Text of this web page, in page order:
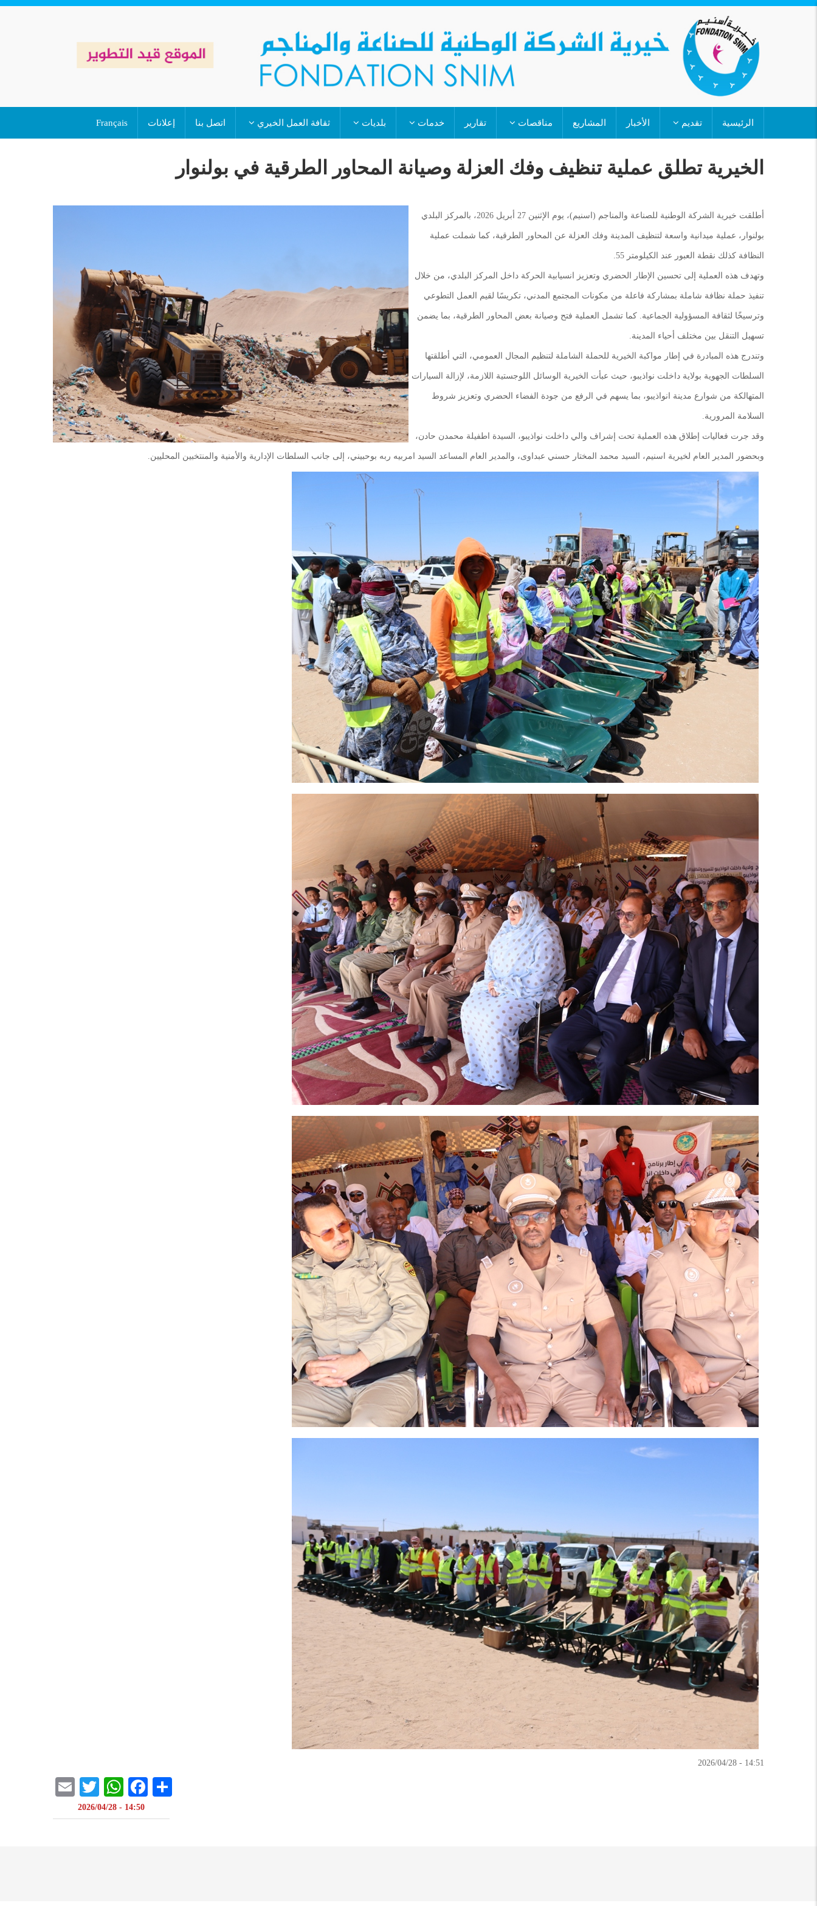
تجاوز
MAIN
NAVIGATION
الرئيسية تقديم الأخبار المشاريع مناقصات تقارير خدمات بلديات ثقافة العمل الخيري اتصل بنا إعلانات Français
الخيرية تطلق عملية تنظيف وفك العزلة وصيانة المحاور الطرقية في بولنوار
أطلقت خيرية الشركة الوطنية للصناعة والمناجم (اسنيم)، يوم الإثنين 27 أبريل 2026، بالمركز البلدي
بولنوار، عملية ميدانية واسعة لتنظيف المدينة وفك العزلة عن المحاور الطرقية، كما شملت عملية
النظافة كذلك نقطة العبور عند الكيلومتر 55.
وتهدف هذه العملية إلى تحسين الإطار الحضري وتعزيز انسيابية الحركة داخل المركز البلدي، من خلال
تنفيذ حملة نظافة شاملة بمشاركة فاعلة من مكونات المجتمع المدني، تكريسًا لقيم العمل التطوعي
وترسيخًا لثقافة المسؤولية الجماعية. كما تشمل العملية فتح وصيانة بعض المحاور الطرقية، بما يضمن
تسهيل التنقل بين مختلف أحياء المدينة.
وتندرج هذه المبادرة في إطار مواكبة الخيرية للحملة الشاملة لتنظيم المجال العمومي، التي أطلقتها
السلطات الجهوية بولاية داخلت نواذيبو، حيث عبأت الخيرية الوسائل اللوجستية اللازمة، لإزالة السيارات
المتهالكة من شوارع مدينة انواذيبو، بما يسهم في الرفع من جودة الفضاء الحضري وتعزيز شروط
السلامة المرورية.
وقد جرت فعاليات إطلاق هذه العملية تحت إشراف والي داخلت نواذيبو، السيدة اطفيلة محمدن حادن،
وبحضور المدير العام لخيرية اسنيم، السيد محمد المختار حسني عبداوى، والمدير العام المساعد السيد امربيه ربه بوحبيني، إلى جانب السلطات الإدارية والأمنية والمنتخبين المحليين.
Share
Facebook
WhatsApp
Twitter
14:51 - 2026/04/28
14:50 - 2026/04/28